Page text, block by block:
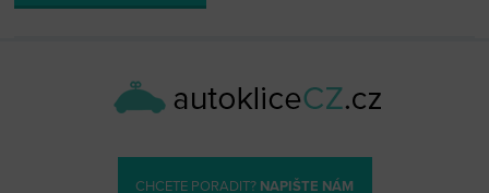
CHCETE PORADIT? NAPIŠTE NÁM